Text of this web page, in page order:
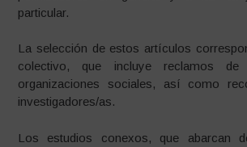
particular.
La selección de estos artículos
colectivo, que incluye reclamos de
organizaciones sociales, así como
investigadores/as.
Los estudios conexos, que abarcan